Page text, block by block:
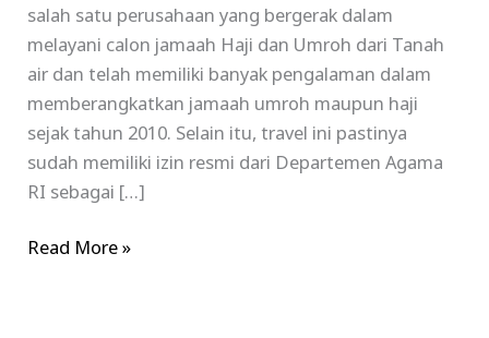
salah satu perusahaan yang bergerak dalam
melayani calon jamaah Haji dan Umroh dari Tanah
air dan telah memiliki banyak pengalaman dalam
memberangkatkan jamaah umroh maupun haji
sejak tahun 2010. Selain itu, travel ini pastinya
sudah memiliki izin resmi dari Departemen Agama
RI sebagai […]
Read More »